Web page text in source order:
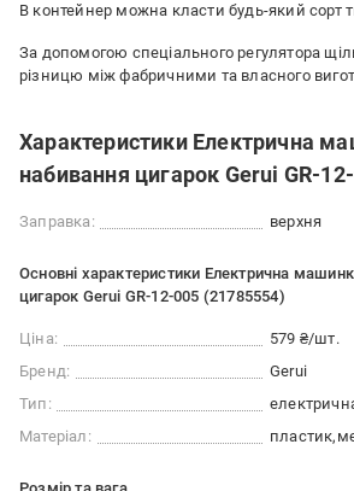
В контейнер можна класти будь-який сорт
За допомогою спеціального регулятора
різницю між фабричними та власного
Характеристики Електрична
набивання цигарок Gerui GR-
Заправка: верхня
Основні характеристики Електрична
цигарок Gerui GR-12-005 (21785554)
Ціна:
579 ₴/шт.
Бренд:
Gerui
Тип:
Матеріал:
пластик